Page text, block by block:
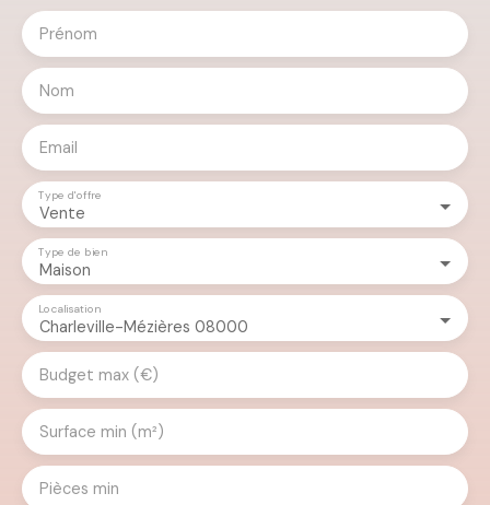
Prénom
Nom
Email
Vente
Type d'offre
Maison
Type de bien
Charleville-Mézières 08000
Localisation
Budget max (€)
Surface min (m²)
Pièces min